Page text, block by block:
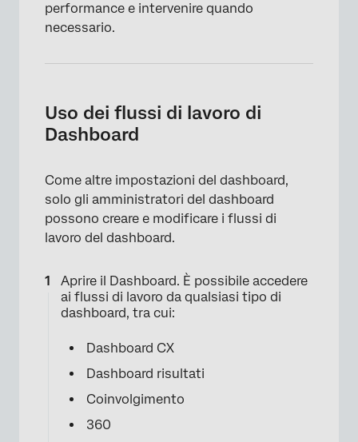
performance e intervenire quando
necessario.
Uso dei flussi di lavoro di
Dashboard
Come altre impostazioni del dashboard,
solo gli amministratori del dashboard
possono creare e modificare i flussi di
lavoro del dashboard.
Aprire il Dashboard. È possibile accedere
ai flussi di lavoro da qualsiasi tipo di
dashboard, tra cui:
Dashboard CX
Dashboard risultati
Coinvolgimento
360